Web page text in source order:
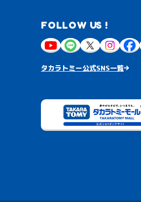
FOLLOW US !
タカラトミー公式SNS一覧